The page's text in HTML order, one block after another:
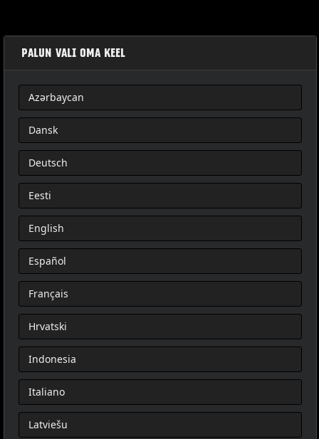
WINDSCHUTZSCHEIBEN-ZIERSPIEGELSATZ
PALUN VALI OMA KEEL
Azərbaycan
Dansk
Deutsch
Eesti
English
Español
Français
Hrvatski
Indonesia
Italiano
Latviešu